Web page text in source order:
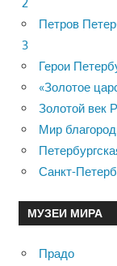
Петров
3
Герои
«Золотое
Золотой век
Мир
Санкт-
МУЗЕИ МИРА
Прадо